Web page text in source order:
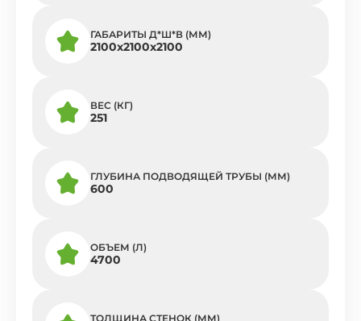
ГАБАРИТЫ Д*Ш*В (ММ)
2100x2100x2100
ВЕС (КГ)
251
ГЛУБИНА ПОДВОДЯЩЕЙ ТРУБЫ (ММ)
600
ОБЪЕМ (Л)
4700
ТОЛЩИНА СТЕНОК (ММ)